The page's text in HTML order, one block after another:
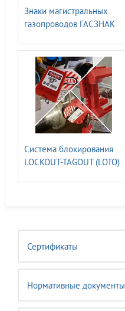
Сертификаты
Нормативные документы
Знаки магистральных
газопроводов ГАСЗНАК
Система блокирования
LOCKOUT-TAGOUT (LOTO)